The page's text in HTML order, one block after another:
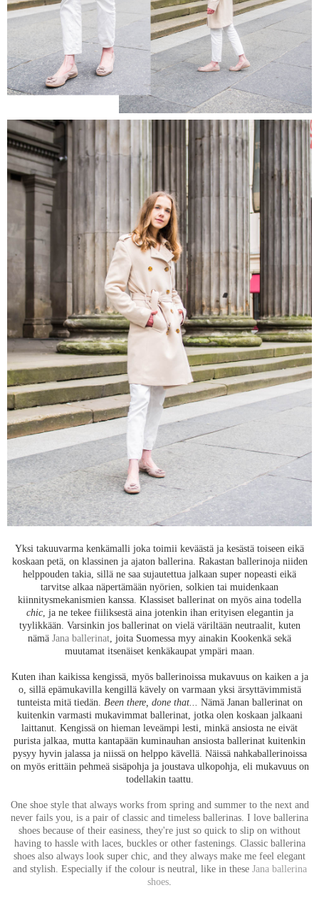
Yksi takuuvarma kenkämalli joka toimii keväästä ja kesästä toiseen eikä
koskaan petä, on klassinen ja ajaton ballerina. Rakastan ballerinoja niiden
helppouden takia, sillä ne saa sujautettua jalkaan super nopeasti eikä
tarvitse alkaa näpertämään nyörien, solkien tai muidenkaan
kiinnitysmekanismien kanssa. Klassiset ballerinat on myös aina todella
chic, ja ne tekee fiiliksestä aina jotenkin ihan erityisen elegantin ja
tyylikkään. Varsinkin jos ballerinat on vielä väriltään neutraalit, kuten
nämä Jana ballerinat , joita Suomessa myy ainakin Kookenkä sekä
muutamat itsenäiset kenkäkaupat ympäri maan.
Kuten ihan kaikissa kengissä, myös ballerinoissa mukavuus on kaiken a ja
o, sillä epämukavilla kengillä kävely on varmaan yksi ärsyttävimmistä
tunteista mitä tiedän. Been there, done that... Nämä Janan ballerinat on
kuitenkin varmasti mukavimmat ballerinat, jotka olen koskaan jalkaani
laittanut. Kengissä on hieman leveämpi lesti, minkä ansiosta ne eivät
purista jalkaa, mutta kantapään kuminauhan ansiosta ballerinat kuitenkin
pysyy hyvin jalassa ja niissä on helppo kävellä. Näissä nahkaballerinoissa
on myös erittäin pehmeä sisäpohja ja joustava ulkopohja, eli mukavuus on
todellakin taattu.
One shoe style that always works from spring and summer to the next and
never fails you, is a pair of classic and timeless ballerinas. I love ballerina
shoes because of their easiness, they're just so quick to slip on without
having to hassle with laces, buckles or other fastenings. Classic ballerina
shoes also always look super chic, and they always make me feel elegant
and stylish. Especially if the colour is neutral, like in these Jana ballerina
shoes